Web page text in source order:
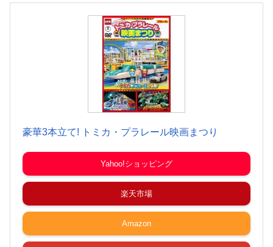
豪華3本立て! トミカ・プラレール映画まつり
Yahoo!ショッピング
楽天市場
Amazon